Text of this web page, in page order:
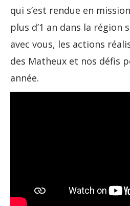
qui s’est rendue en
plus d’1 an dans la
avec vous, les actions
des Matheux et nos défis
année.